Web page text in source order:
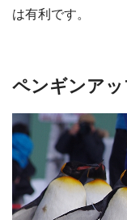
は有利です。
ペンギンア